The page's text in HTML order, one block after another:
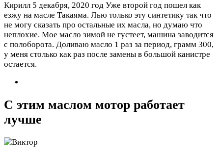
Кирилл 5 декабря, 2020 год Уже второй год пошел как
езжу на масле Такаяма. Лью только эту синтетику так что
не могу сказать про остальные их масла, но думаю что
неплохие. Мое масло зимой не густеет, машина заводится
с полоборота. Доливаю масло 1 раз за период, грамм 300,
у меня столько как раз после замены в большой канистре
остается.
С этим маслом мотор работает
лучше